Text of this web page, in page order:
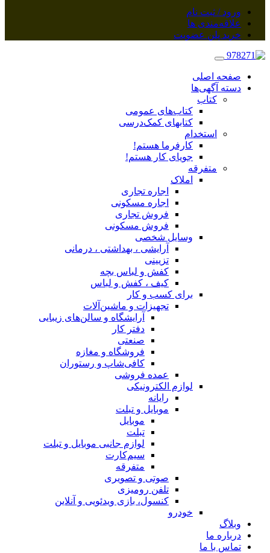
ورود / ثبت نام
علاقه‌مندی ها
خرید پلن عضویت
صفحه اصلی
دسته آگهی‌ها
کتاب
کتاب‌های عمومی
کتابهای کمک‌درسی
استخدام
کارفرما هستم!
جویای کار هستم!
متفرقه
املاک
اجاره تجاری
اجاره مسکونی
فروش تجاری
فروش مسکونی
وسایل شخصی
آرایشی ، بهداشتی ، درمانی
تزیینی
کفش و لباس بچه
کیف ، کفش و لباس
برای کسب و کار
تجهیزات و ماشین‌آلات
آرایشگاه و سالن‌های زیبایی
دفتر کار
صنعتی
فروشگاه و مغازه
کافی‌شاپ و رستوران
عمده فروشی
لوازم الکترونیکی
رایانه
موبایل و تبلت
موبایل
تبلت
لوازم جانبی موبایل و تبلت
سیم‌کارت
متفرقه
صوتی و تصویری
تلفن رومیزی
کنسول، بازی‌ ویدئویی و آنلاین
خودرو
وبلاگ
درباره ما
تماس با ما